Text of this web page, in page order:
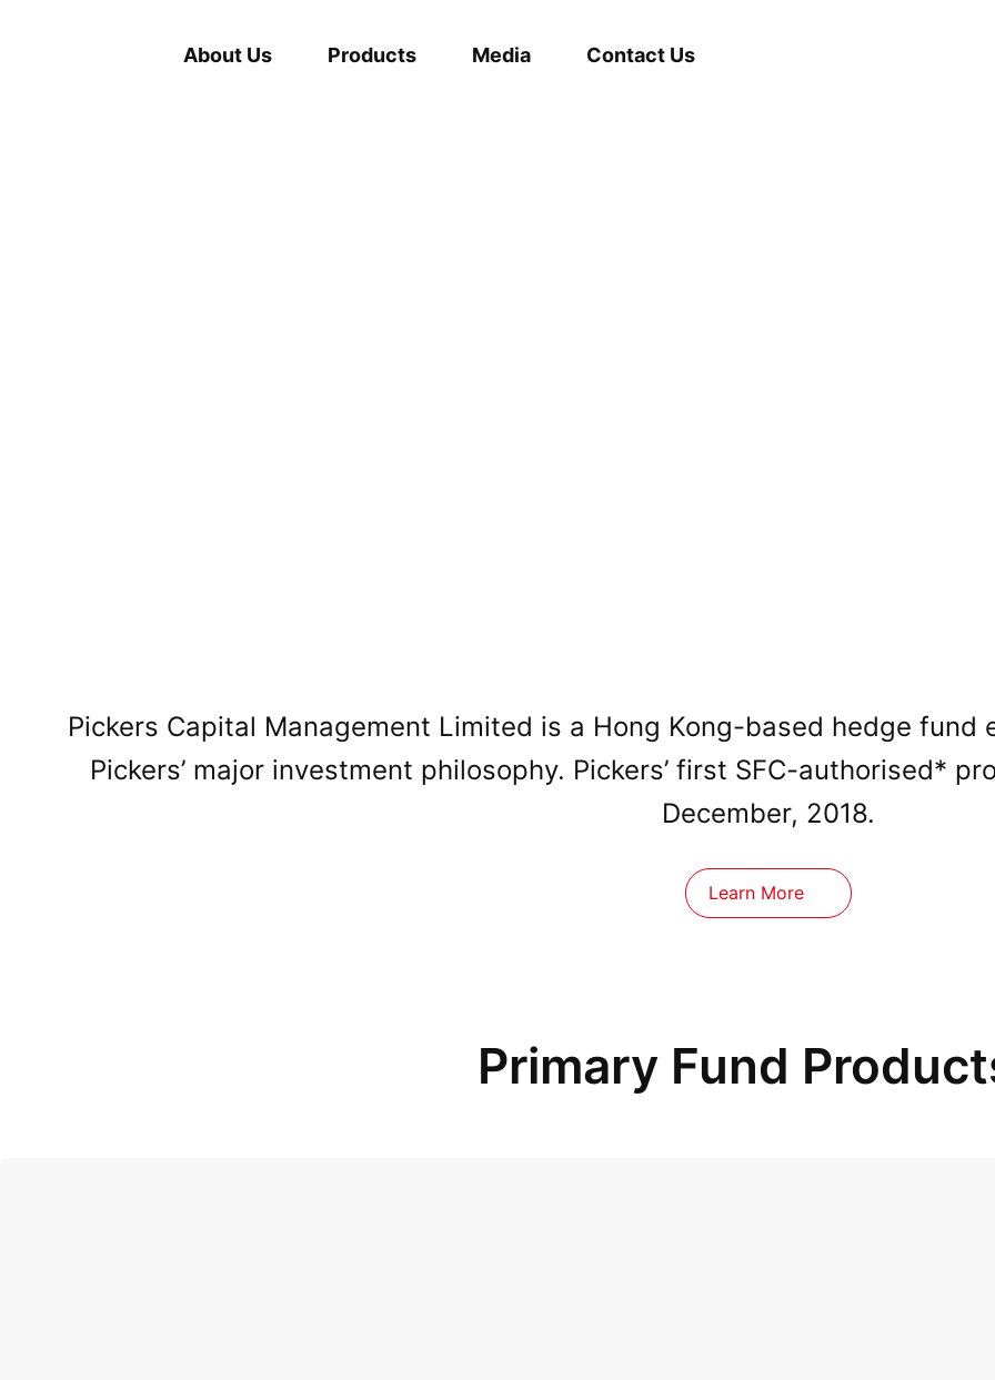
About Us Products Media Contact Us
Pickers Capital Management Limited is a Hong Kong-based hedge fund
Pickers’ major investment philosophy. Pickers’ first SFC-authorised*
December, 2018.
Learn More
Primary Fund